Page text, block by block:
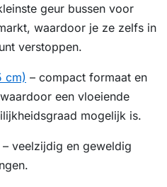
geur bussen voor
waardoor je ze zelfs in
verstoppen.
cm) – compact formaat en
een vloeiende
mogelijk is.
– veelzijdig en geweldig